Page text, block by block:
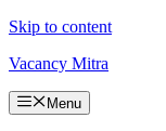
Skip to content
Vacancy Mitra
Menu